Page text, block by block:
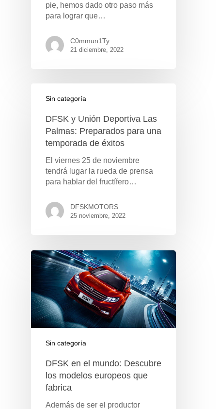
Pulse Enter para buscar o ESC para cerrar
pie, hemos dado otro paso más
para lograr que…
C0mmun1Ty
21 diciembre, 2022
Sin categoría
DFSK y Unión Deportiva Las
Palmas: Preparados para una
temporada de éxitos
El viernes 25 de noviembre
tendrá lugar la rueda de prensa
para hablar del fructífero…
DFSKMOTORS
25 noviembre, 2022
Sin categoría
DFSK en el mundo: Descubre
los modelos europeos que
fabrica
Además de ser el productor